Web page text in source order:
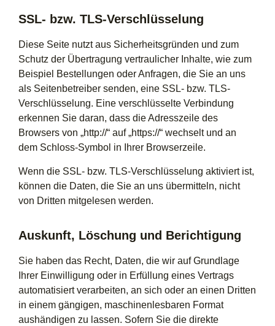
SSL- bzw. TLS-Verschlüsselung
Diese Seite nutzt aus Sicherheitsgründen und zum
Schutz der Übertragung vertraulicher Inhalte, wie zum
Beispiel Bestellungen oder Anfragen, die Sie an uns
als Seitenbetreiber senden, eine SSL- bzw. TLS-
Verschlüsselung. Eine verschlüsselte Verbindung
erkennen Sie daran, dass die Adresszeile des
Browsers von „http://“ auf „https://“ wechselt und an
dem Schloss-Symbol in Ihrer Browserzeile.
Wenn die SSL- bzw. TLS-Verschlüsselung aktiviert ist,
können die Daten, die Sie an uns übermitteln, nicht
von Dritten mitgelesen werden.
Auskunft, Löschung und Berichtigung
Sie haben das Recht, Daten, die wir auf Grundlage
Ihrer Einwilligung oder in Erfüllung eines Vertrags
automatisiert verarbeiten, an sich oder an einen Dritten
in einem gängigen, maschinenlesbaren Format
aushändigen zu lassen. Sofern Sie die direkte